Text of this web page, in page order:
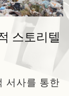
스토리텔
서사를 통한